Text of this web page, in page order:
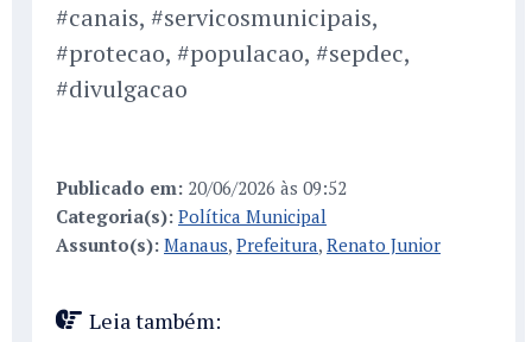
#canais, #servicosmunicipais,
#protecao, #populacao, #sepdec,
#divulgacao
Publicado em: 20/06/2026 às 09:52
Categoria(s): Política Municipal
Assunto(s): Manaus, Prefeitura, Renato Junior
Leia também: